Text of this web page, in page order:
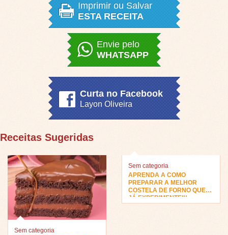
Imprimir ou Salvar
ESTA RECEITA
Envie pelo
WHATSAPP
Curta no Facebook
Layon Oliveira
Receitas Sugeridas
Sem categoria
Sem categoria
APRENDA A COMO
PREPARAR A MELHOR
COSTELA DE FORNO QUE
JÁ EXPERIMENTEI!!